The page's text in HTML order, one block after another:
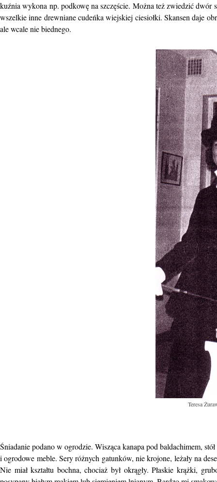
kuźnia wykona np. podkowę na szczęście. Można też zwiedzić
wszelkie inne drewniane cudeńka wiejskiej ciesiołki. Skansen daje
ale wcale nie biednego.
Teresa
Śniadanie podano w ogrodzie. Wisząca kanapa pod baldachimem, stół
i ogrodowe meble. Sery różnych gatunków, nie krojone, leżały na
Nie miał kształtu bochna, chociaż był okrągły. Płaskie krążki,